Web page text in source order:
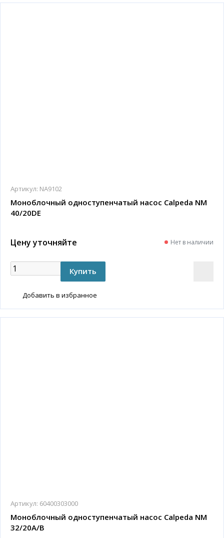
Артикул: NA9102
Моноблочный одноступенчатый насос Calpeda NM
40/20DE
Цену уточняйте Нет в наличии
Добавить в избранное
Артикул: 60400303000
Моноблочный одноступенчатый насос Calpeda NM
32/20A/B